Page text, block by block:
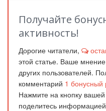
Получайте
активность!
Дорогие читатели,
этой статье. Ваше
других пользователей.
комментарий 1 бонусный
Нажмите на кнопку
поделитесь